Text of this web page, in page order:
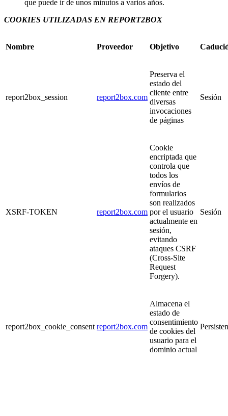
que puede ir de unos minutos a varios años.
COOKIES UTILIZADAS EN REPORT2BOX
Nombre Proveedor Objetivo
report2box_session report2box.com
Preserva el
estado del
cliente entre
diversas
invocaciones
de páginas
Sesión
XSRF-TOKEN report2box.com
Cookie
encriptada que
controla que
todos los
envíos de
formularios
son realizados
por el usuario
actualmente en
sesión,
evitando
ataques CSRF
(Cross-Site
Request
Forgery).
Sesión
report2box_cookie_consent report2box.com
Almacena el
estado de
consentimiento
de cookies del
usuario para el
dominio actual